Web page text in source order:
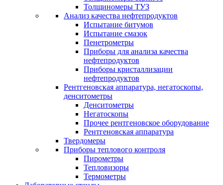
Толщиномеры ТУЗ
Анализ качества нефтепродуктов
Испытание битумов
Испытание смазок
Пенетрометры
Приборы для анализа качества
нефтепродуктов
Приборы кристаллизации
нефтепродуктов
Рентгеновская аппаратура, негатоскопы,
денситометры
Денситометры
Негатоскопы
Прочее рентгеновское оборудование
Рентгеновская аппаратура
Твердомеры
Приборы теплового контроля
Пирометры
Тепловизоры
Термометры